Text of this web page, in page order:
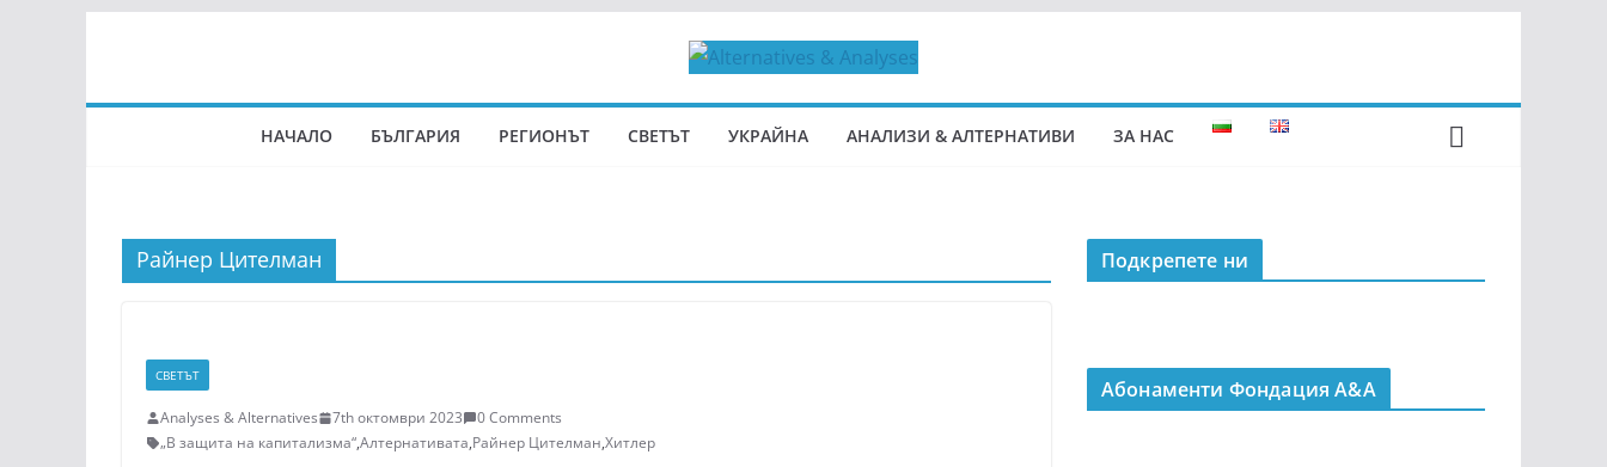
НАЧАЛО БЪЛГАРИЯ РЕГИОНЪТ СВЕТЪТ УКРАЙНА АНАЛИЗИ & АЛТЕРНАТИВИ ЗА НАС
Райнер Цителман
СВЕТЪТ
Analyses & Alternatives 7th октомври 2023
0 Comments
„В защита на капитализма“,Алтернативата,Райнер Цителман,Хитлер
Подкрепeте ни
Абонаменти Фондация А&A